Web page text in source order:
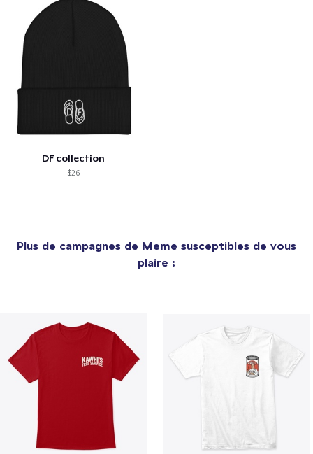
DF collection
$26
Plus de campagnes de Meme susceptibles de vous
plaire :